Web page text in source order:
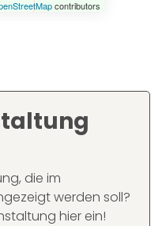
contributors
die im
werden soll?
hier ein!